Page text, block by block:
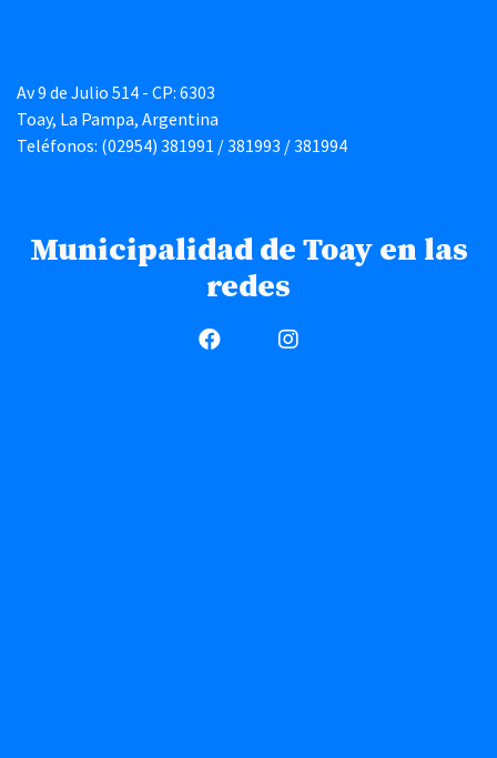
Av 9 de Julio 514 - CP: 6303
Toay, La Pampa, Argentina
Teléfonos: (02954) 381991 / 381993 / 381994
Municipalidad de Toay en las
redes